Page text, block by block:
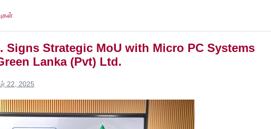
Signs Strategic MoU with Micro PC Systems
Lanka (Pvt) Ltd.
22, 2025